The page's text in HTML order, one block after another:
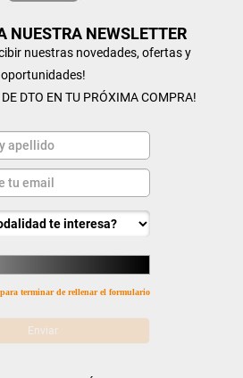
NUESTRA NEWSLETTER
nuestras novedades, ofertas y
oportunidades!
DE DTO EN TU PRÓXIMA COMPRA!
terminar de rellenar el formulario